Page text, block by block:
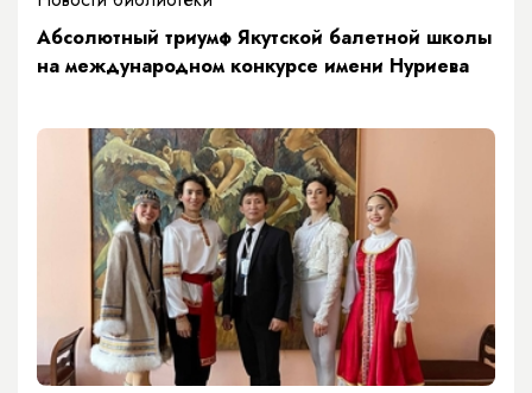
Абсолютный триумф Якутской балетной школы
на международном конкурсе имени Нуриева